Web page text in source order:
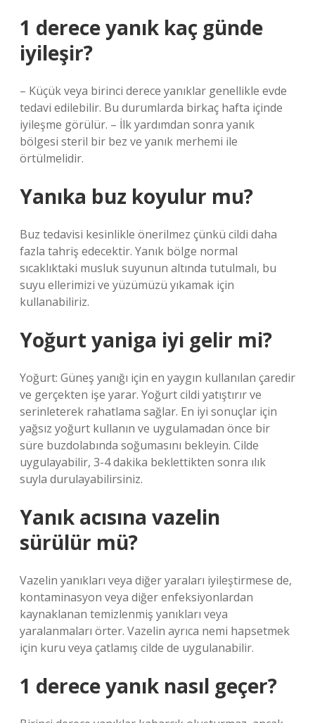
1 derece yanık kaç günde
iyileşir?
– Küçük veya birinci derece yanıklar genellikle evde
tedavi edilebilir. Bu durumlarda birkaç hafta içinde
iyileşme görülür. – İlk yardımdan sonra yanık
bölgesi steril bir bez ve yanık merhemi ile
örtülmelidir.
Yanıka buz koyulur mu?
Buz tedavisi kesinlikle önerilmez çünkü cildi daha
fazla tahriş edecektir. Yanık bölge normal
sıcaklıktaki musluk suyunun altında tutulmalı, bu
suyu ellerimizi ve yüzümüzü yıkamak için
kullanabiliriz.
Yoğurt yaniga iyi gelir mi?
Yoğurt: Güneş yanığı için en yaygın kullanılan çaredir
ve gerçekten işe yarar. Yoğurt cildi yatıştırır ve
serinleterek rahatlama sağlar. En iyi sonuçlar için
yağsız yoğurt kullanın ve uygulamadan önce bir
süre buzdolabında soğumasını bekleyin. Cilde
uygulayabilir, 3-4 dakika beklettikten sonra ılık
suyla durulayabilirsiniz.
Yanık acısına vazelin
sürülür mü?
Vazelin yanıkları veya diğer yaraları iyileştirmese de,
kontaminasyon veya diğer enfeksiyonlardan
kaynaklanan temizlenmiş yanıkları veya
yaralanmaları örter. Vazelin ayrıca nemi hapsetmek
için kuru veya çatlamış cilde de uygulanabilir.
1 derece yanık nasıl geçer?